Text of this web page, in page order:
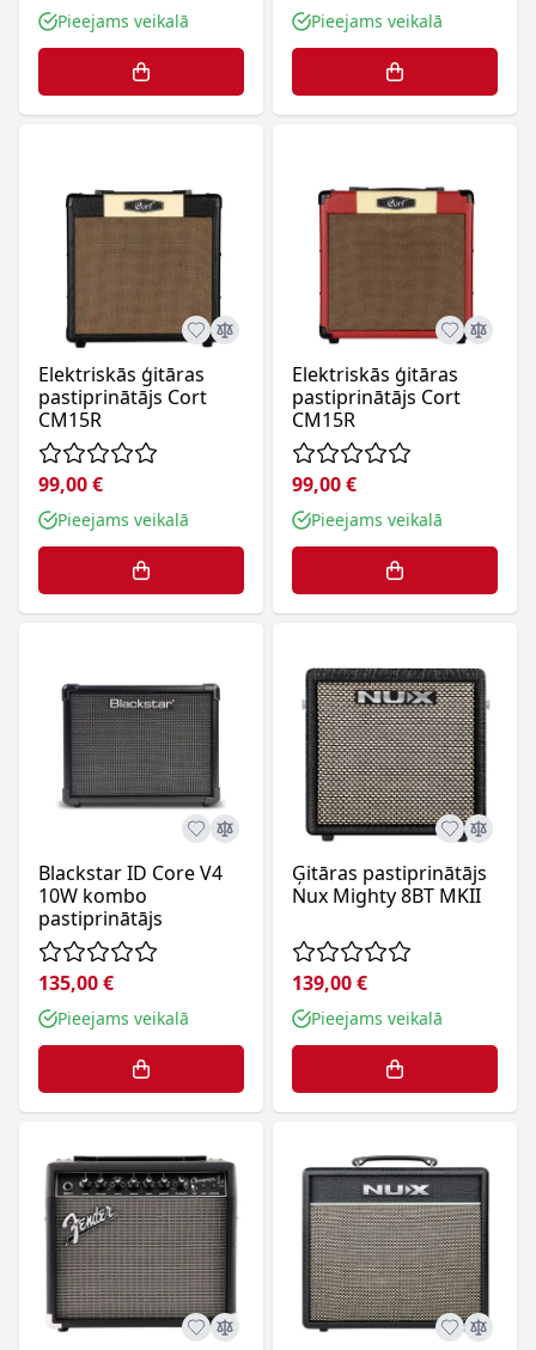
Pieejams veikalā Pieejams veikalā
Elektriskās ģitāras
pastiprinātājs Cort
CM15R
99,00 €
Pieejams veikalā
Elektriskās ģitāras
pastiprinātājs Cort
CM15R
99,00 €
Pieejams veikalā
Blackstar ID Core V4
10W kombo
pastiprinātājs
135,00 €
Pieejams veikalā
Ģitāras pastiprinātājs
Nux Mighty 8BT MKII
139,00 €
Pieejams veikalā